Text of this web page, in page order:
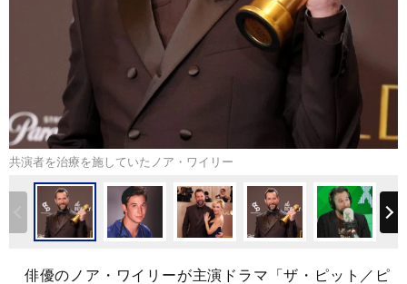
共演者を治療を施していたノア・ワイリー
俳優のノア・ワイリーが主演ドラマ「ザ・ピット／ピ